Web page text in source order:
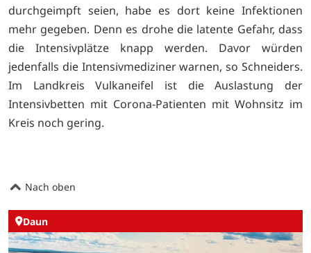
durchgeimpft seien, habe es dort keine Infektionen
mehr gegeben. Denn es drohe die latente Gefahr, dass
die Intensivplätze knapp werden. Davor würden
jedenfalls die Intensivmediziner warnen, so Schneiders.
Im Landkreis Vulkaneifel ist die Auslastung der
Intensivbetten mit Corona-Patienten mit Wohnsitz im
Kreis noch gering.
Nach oben
Daun